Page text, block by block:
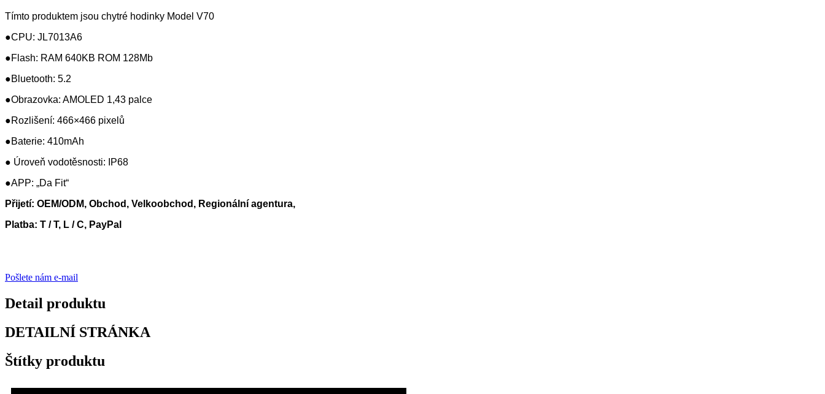
Tímto produktem jsou chytré hodinky Model V70
●CPU: JL7013A6
●Flash: RAM 640KB ROM 128Mb
●Bluetooth: 5.2
●Obrazovka: AMOLED 1,43 palce
●Rozlišení: 466×466 pixelů
●Baterie: 410mAh
● Úroveň vodotěsnosti: IP68
●APP: „Da Fit“
Přijetí: OEM/ODM, Obchod, Velkoobchod, Regionální agentura,
Platba: T / T, L / C, PayPal
Pošlete nám e-mail
Detail produktu
DETAILNÍ STRÁNKA
Štítky produktu